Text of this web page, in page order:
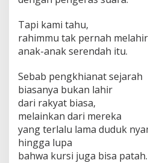
Tapi kami tahu,
rahimmu tak pernah
anak-anak serendah itu.
Sebab pengkhianat sejarah
biasanya bukan lahir
dari rakyat biasa,
melainkan dari mereka
yang terlalu lama duduk
hingga lupa
bahwa kursi juga bisa patah.